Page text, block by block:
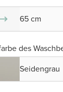
65 cm
des
Seidengrau